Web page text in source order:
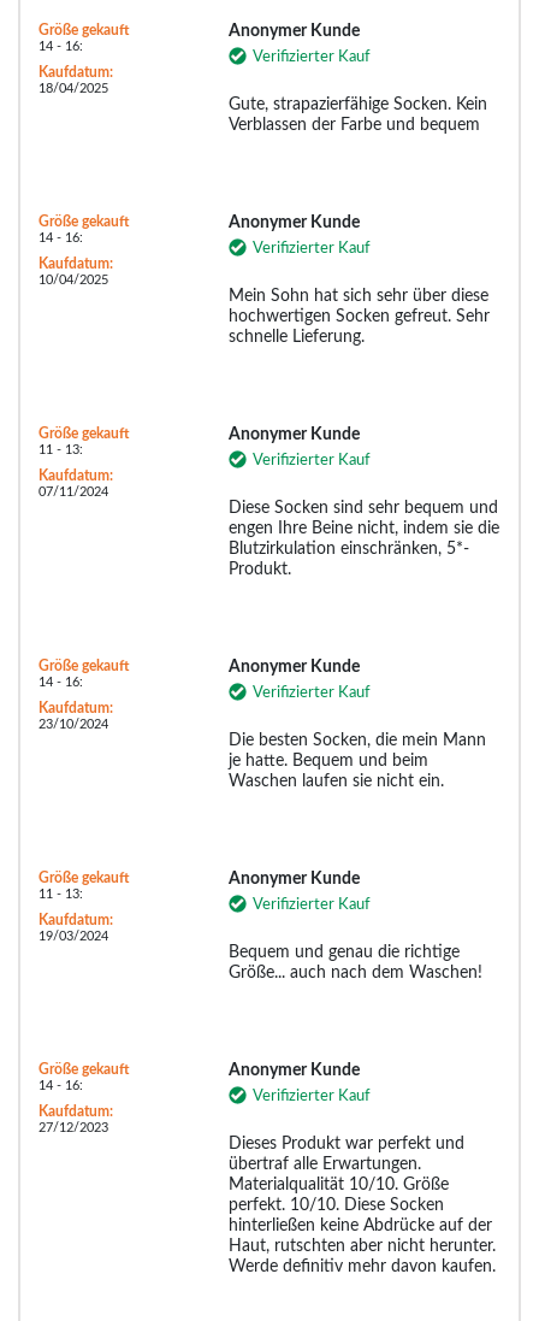
Größe gekauft
14 - 16:
Kaufdatum:
18/04/2025
Anonymer Kunde
Verifizierter Kauf
Gute, strapazierfähige Socken. Kein
Verblassen der Farbe und bequem
Größe gekauft
14 - 16:
Kaufdatum:
10/04/2025
Anonymer Kunde
Verifizierter Kauf
Mein Sohn hat sich sehr über diese
hochwertigen Socken gefreut. Sehr
schnelle Lieferung.
Größe gekauft
11 - 13:
Kaufdatum:
07/11/2024
Anonymer Kunde
Verifizierter Kauf
Diese Socken sind sehr bequem und
engen Ihre Beine nicht, indem sie die
Blutzirkulation einschränken, 5*-
Produkt.
Größe gekauft
14 - 16:
Kaufdatum:
23/10/2024
Anonymer Kunde
Verifizierter Kauf
Die besten Socken, die mein Mann
je hatte. Bequem und beim
Waschen laufen sie nicht ein.
Größe gekauft
11 - 13:
Kaufdatum:
19/03/2024
Anonymer Kunde
Verifizierter Kauf
Bequem und genau die richtige
Größe... auch nach dem Waschen!
Größe gekauft
14 - 16:
Kaufdatum:
27/12/2023
Anonymer Kunde
Verifizierter Kauf
Dieses Produkt war perfekt und
übertraf alle Erwartungen.
Materialqualität 10/10. Größe
perfekt. 10/10. Diese Socken
hinterließen keine Abdrücke auf der
Haut, rutschten aber nicht herunter.
Werde definitiv mehr davon kaufen.